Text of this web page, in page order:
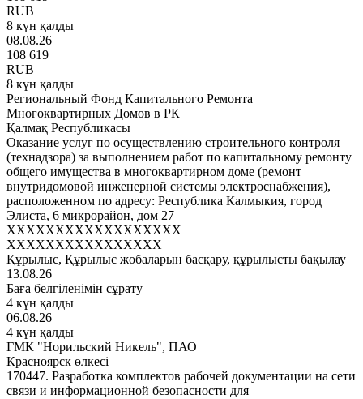
RUB
8 күн қалды
08.08.26
108 619
RUB
8 күн қалды
Региональный Фонд Капитального Ремонта
Многоквартирных Домов в РК
Қалмақ Республикасы
Оказание услуг по осуществлению строительного контроля
(технадзора) за выполнением работ по капитальному ремонту
общего имущества в многоквартирном доме (ремонт
внутридомовой инженерной системы электроснабжения),
расположенном по адресу: Республика Калмыкия, город
Элиста, 6 микрорайон, дом 27
XXXXXXXXXXXXXXXXXX
XXXXXXXXXXXXXXXX
Құрылыс, Құрылыс жобаларын басқару, құрылысты бақылау
13.08.26
Баға белгіленімін сұрату
4 күн қалды
06.08.26
4 күн қалды
ГМК "Норильский Никель", ПАО
Красноярск өлкесі
170447. Разработка комплектов рабочей документации на сети
связи и информационной безопасности для